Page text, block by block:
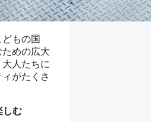
もの国
めの広大
人たちに
がたくさ
しむ